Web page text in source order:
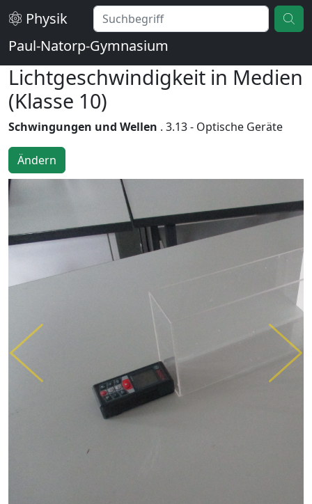
Physik
Paul-Natorp-Gymnasium
Lichtgeschwindigkeit in Medien
(Klasse 10)
Schwingungen und Wellen . 3.13 - Optische Geräte
Ändern
Next